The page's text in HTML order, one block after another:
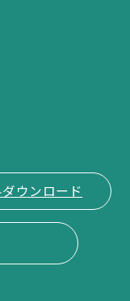
ウンロード